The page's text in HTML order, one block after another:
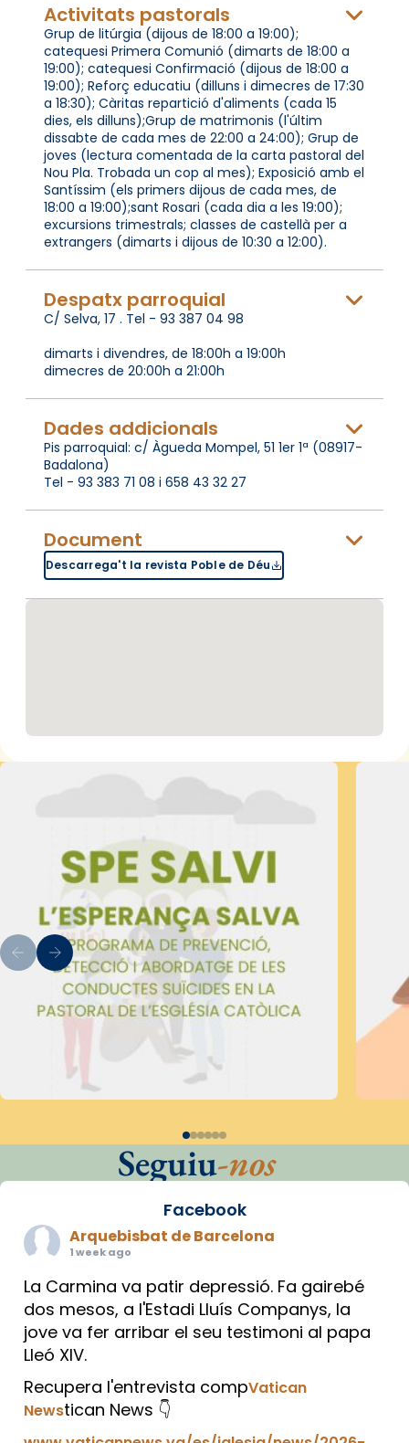
Activitats pastorals
Grup de litúrgia (dijous de 18:00 a 19:00);
catequesi Primera Comunió (dimarts de 18:00 a
19:00); catequesi Confirmació (dijous de 18:00 a
19:00); Reforç educatiu (dilluns i dimecres de 17:30
a 18:30); Càritas repartició d'aliments (cada 15
dies, els dilluns);Grup de matrimonis (l'últim
dissabte de cada mes de 22:00 a 24:00); Grup de
joves (lectura comentada de la carta pastoral del
Nou Pla. Trobada un cop al mes); Exposició amb el
Santíssim (els primers dijous de cada mes, de
18:00 a 19:00);sant Rosari (cada dia a les 19:00);
excursions trimestrals; classes de castellà per a
extrangers (dimarts i dijous de 10:30 a 12:00).
Despatx parroquial
C/ Selva, 17 . Tel - 93 387 04 98
dimarts i divendres, de 18:00h a 19:00h
dimecres de 20:00h a 21:00h
Dades addicionals
Pis parroquial: c/ Àgueda Mompel, 51 1er 1ª (08917-
Badalona)
Tel - 93 383 71 08 i 658 43 32 27
Document
Descarrega't la revista Poble de Déu
Seguiu-nos
Facebook
Arquebisbat de Barcelona
1 week ago
La Carmina va patir depressió. Fa gairebé
dos mesos, a l'Estadi Lluís Companys, la
jove va fer arribar el seu testimoni al papa
Lleó XIV.
Recupera l'entrevista compVatican
Newstican News 👇